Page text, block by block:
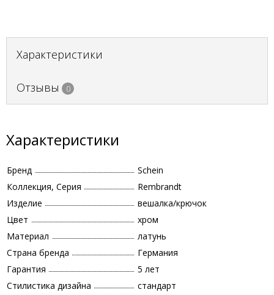
Характеристики
Отзывы 0
Характеристики
Бренд
Schein
Коллекция, Серия
Rembrandt
Изделие
вешалка/крючок
Цвет
хром
Материал
латунь
Страна бренда
Германия
Гарантия
5 лет
Стилистика дизайна
стандарт